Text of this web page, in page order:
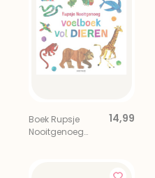
Boek Rupsje
Nooitgenoeg
14,99